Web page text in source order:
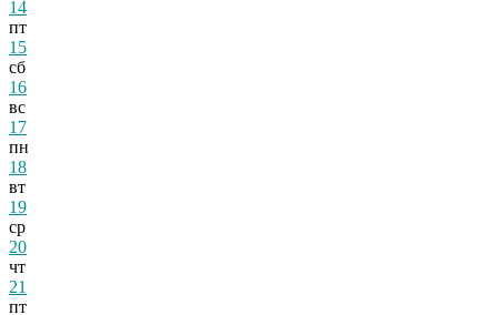
14
пт
15
сб
16
вс
17
пн
18
вт
19
ср
20
чт
21
пт